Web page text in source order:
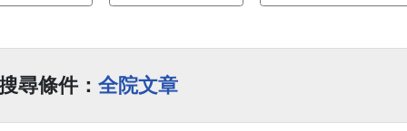
尋條件： 全院文章